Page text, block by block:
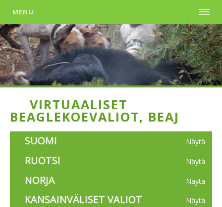
MENU
VIRTUAALISET
BEAGLEKOEVALIOT, BEAJ
Näytä
SUOMI
Näytä
RUOTSI
Näytä
NORJA
Näytä
KANSAINVÄLISET VALIOT